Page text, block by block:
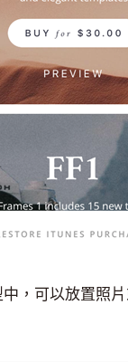
，可以放置照